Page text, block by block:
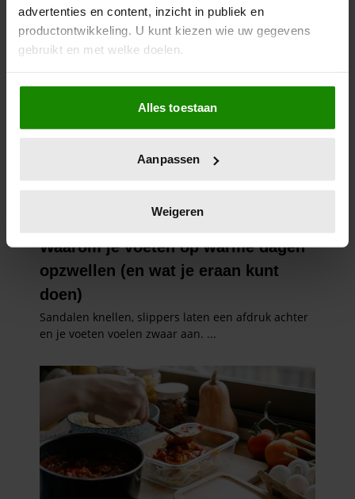
advertenties en content, inzicht in publiek en
productontwikkeling. U kunt kiezen wie uw gegevens
gebruikt en met welke doelen.
Als u het toestaat, willen we ook graag:
Informatie verzamelen over uw geografische
locatie, die tot een paar meter nauwkeurig kan zijn
scannen op specifieke eigenschappen (fingerprinting)
verwerkt en stel uw voorkeuren in het
intrekken in de Cookieverklaring.
We gebruiken cookies om content en advertenties te
personaliseren, om functies voor social media te bieden
en om ons websiteverkeer te analyseren. Ook delen we
informatie over uw gebruik van onze site met onze
partners kunnen deze gegevens combineren met andere
informatie die u aan ze heeft verstrekt of die ze hebben
verzameld op basis van uw gebruik van hun services. U
gaat akkoord met onze cookies als u onze website blijft
gebruiken.
Alles toestaan
Aanpassen
Weigeren